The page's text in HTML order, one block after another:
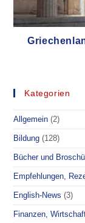
Kategorien
Allgemein (2)
Bildung (128)
Bücher und
Empfehlungen,
English-News (3)
Finanzen,